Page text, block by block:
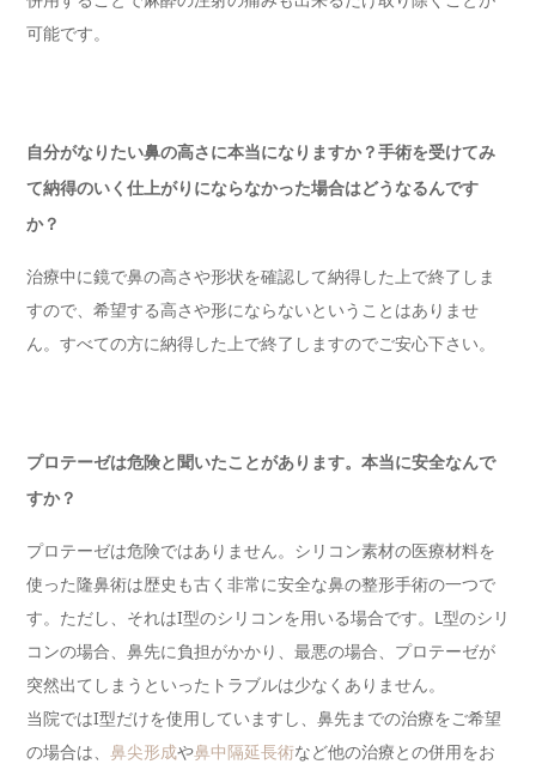
可能です。
自分がなりたい鼻の高さに本当になりますか？手術を受けてみ
て納得のいく仕上がりにならなかった場合はどうなるんです
か？
治療中に鏡で鼻の高さや形状を確認して納得した上で終了しま
すので、希望する高さや形にならないということはありませ
ん。すべての方に納得した上で終了しますのでご安心下さい。
プロテーゼは危険と聞いたことがあります。本当に安全なんで
すか？
プロテーゼは危険ではありません。シリコン素材の医療材料を
使った隆鼻術は歴史も古く非常に安全な鼻の整形手術の一つで
す。ただし、それはI型のシリコンを用いる場合です。L型のシリ
コンの場合、鼻先に負担がかかり、最悪の場合、プロテーゼが
突然出てしまうといったトラブルは少なくありません。
当院ではI型だけを使用していますし、鼻先までの治療をご希望
の場合は、 鼻尖形成や鼻中隔延長術など他の治療との併用をお